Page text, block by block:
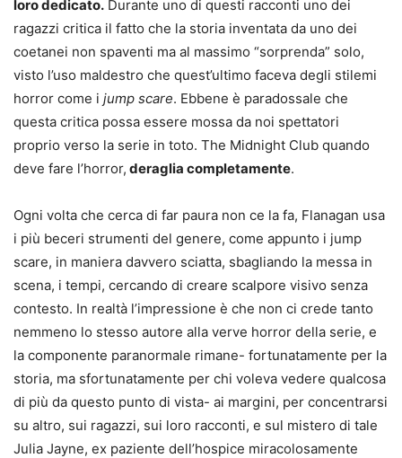
loro dedicato. Durante uno di questi racconti uno dei
ragazzi critica il fatto che la storia inventata da uno dei
coetanei non spaventi ma al massimo “sorprenda” solo,
visto l’uso maldestro che quest’ultimo faceva degli stilemi
horror come i jump scare. Ebbene è paradossale che
questa critica possa essere mossa da noi spettatori
proprio verso la serie in toto. The Midnight Club quando
deve fare l’horror, deraglia completamente.
Ogni volta che cerca di far paura non ce la fa, Flanagan usa
i più beceri strumenti del genere, come appunto i jump
scare, in maniera davvero sciatta, sbagliando la messa in
scena, i tempi, cercando di creare scalpore visivo senza
contesto. In realtà l’impressione è che non ci crede tanto
nemmeno lo stesso autore alla verve horror della serie, e
la componente paranormale rimane- fortunatamente per la
storia, ma sfortunatamente per chi voleva vedere qualcosa
di più da questo punto di vista- ai margini, per concentrarsi
su altro, sui ragazzi, sui loro racconti, e sul mistero di tale
Julia Jayne, ex paziente dell’hospice miracolosamente